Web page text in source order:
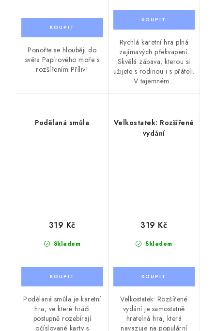
Ponořte se hlouběji do
světa Papírového moře s
rozšířením Příliv!
Rychlá karetní hra plná
zajímavých překvapení.
Skvělá zábava, kterou si
užijete s rodinou i s přáteli.
V tajemném...
Podělaná smůla
Skladem
319 Kč
Podělaná smůla je karetní
hra, ve které hráči
postupně rozebírají
očíslované karty s
Velkostatek: Rozšířené
vydání
Skladem
319 Kč
Velkostatek: Rozšířené
vydání je samostatně
hratelná hra, která
navazuje na populární